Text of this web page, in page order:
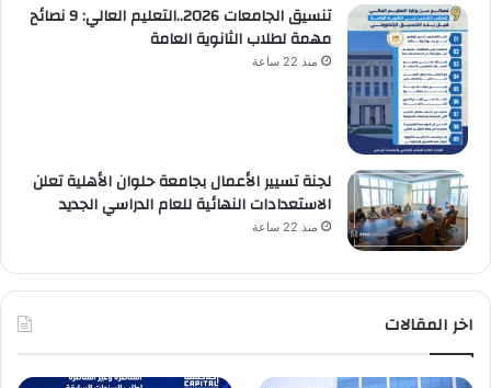
تنسيق الجامعات 2026..التعليم العالي: 9 نصائح
مهمة لطلاب الثانوية العامة
منذ 22 ساعة
لجنة تسيير الأعمال بجامعة حلوان الأهلية تعلن
الاستعدادات النهائية للعام الدراسي الجديد
منذ 22 ساعة
اخر المقالات